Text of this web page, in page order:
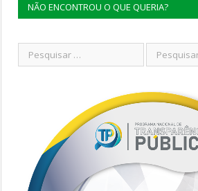
NÃO ENCONTROU O QUE QUERIA?